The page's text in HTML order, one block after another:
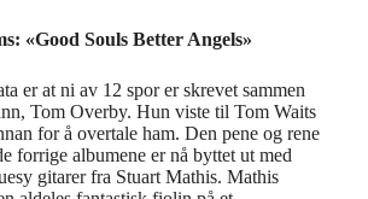
«Good Souls Better Angels»
er at ni av 12 spor er skrevet sammen
Tom Overby. Hun viste til Tom Waits
for å overtale ham. Den pene og rene
forrige albumene er nå byttet ut med
y gitarer fra Stuart Mathis. Mathis